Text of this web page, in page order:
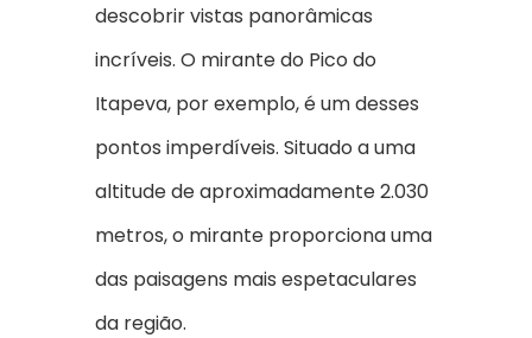
descobrir vistas panorâmicas
incríveis. O mirante do Pico do
Itapeva, por exemplo, é um desses
pontos imperdíveis. Situado a uma
altitude de aproximadamente 2.030
metros, o mirante proporciona uma
das paisagens mais espetaculares
da região.